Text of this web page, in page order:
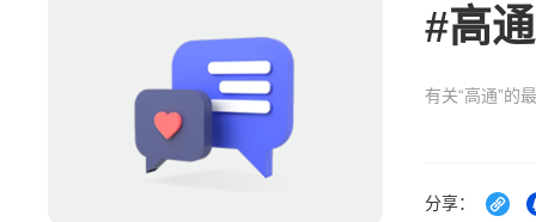
#高通
有关“高通”的
分享：